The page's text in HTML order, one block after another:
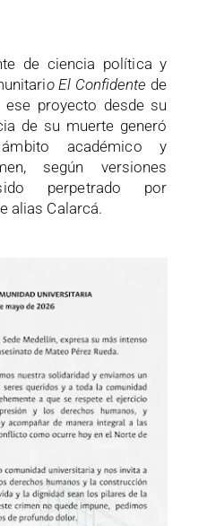
de ciencia política y
o El Confidente de
ese proyecto desde su
de su muerte generó
académico y
según versiones
perpetrado por
alias Calarcá.